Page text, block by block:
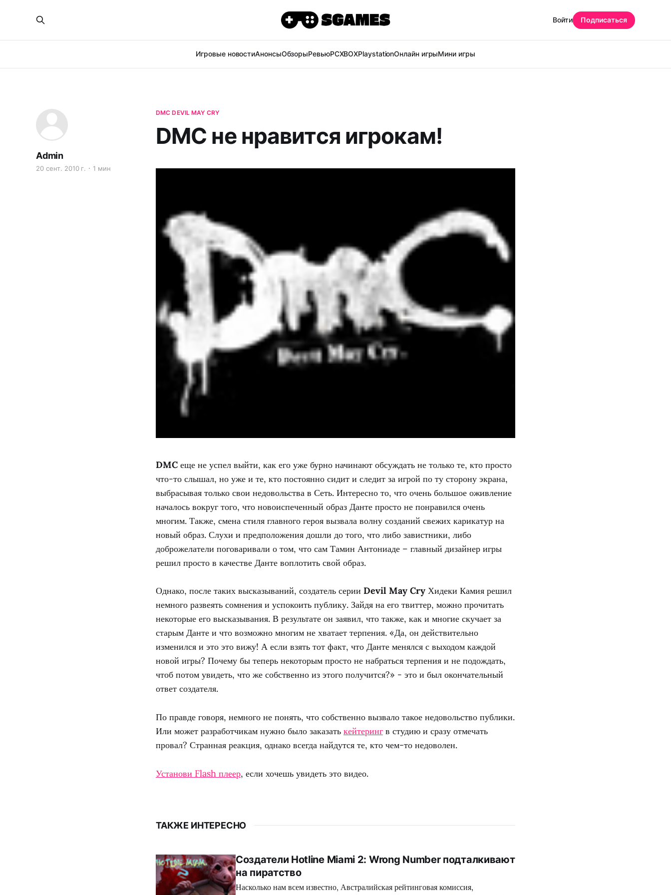
Игровые новостиАнонсыОбзорыРевьюPCXBOXPlaystationОнлайн игрыМини игры
Войти Подписаться
DMC DEVIL MAY CRY
DMC не нравится игрокам!
Admin
20 сент. 2010 г. 1 мин
DMC еще не успел выйти, как его уже бурно начинают обсуждать не только те, кто просто
что-то слышал, но уже и те, кто постоянно сидит и следит за игрой по ту сторону экрана,
выбрасывая только свои недовольства в Сеть. Интересно то, что очень большое оживление
началось вокруг того, что новоиспеченный образ Данте просто не понравился очень
многим. Также, смена стиля главного героя вызвала волну созданий свежих карикатур на
новый образ. Слухи и предположения дошли до того, что либо завистники, либо
доброжелатели поговаривали о том, что сам Тамин Антониаде – главный дизайнер игры
решил просто в качестве Данте воплотить свой образ.
Однако, после таких высказываний, создатель серии Devil May Cry Хидеки Камия решил
немного развеять сомнения и успокоить публику. Зайдя на его твиттер, можно прочитать
некоторые его высказывания. В результате он заявил, что также, как и многие скучает за
старым Данте и что возможно многим не хватает терпения. «Да, он действительно
изменился и это это вижу! А если взять тот факт, что Данте менялся с выходом каждой
новой игры? Почему бы теперь некоторым просто не набраться терпения и не подождать,
чтоб потом увидеть, что же собственно из этого получится?» - это и был окончательный
ответ создателя.
По правде говоря, немного не понять, что собственно вызвало такое недовольство публики.
Или может разработчикам нужно было заказать кейтеринг в студию и сразу отмечать
провал? Странная реакция, однако всегда найдутся те, кто чем-то недоволен.
Установи Flash плеер, если хочешь увидеть это видео.
ТАКЖЕ ИНТЕРЕСНО
Создатели Hotline Miami 2: Wrong Number подталкивают
на пиратство
Насколько нам всем известно, Австралийская рейтинговая комиссия,